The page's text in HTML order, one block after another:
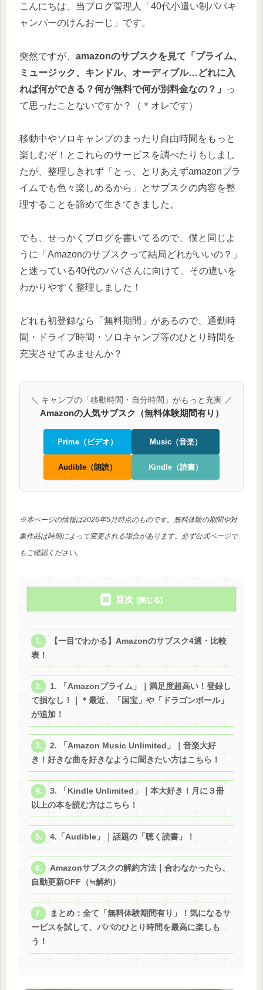
こんにちは、当ブログ管理人「40代小遣い制パパキ
ャンパーのけんおーじ」です。
突然ですが、 amazonのサブスクを見て「プライム、
ミュージック、キンドル、オーディブル…どれに入
れば何ができる？何が無料で何が別料金なの？」
っ
て思ったことないですか？（＊オレです）
移動中やソロキャンプのまったり自由時間をもっと
楽しむぞ！とこれらのサービスを調べたりもしまし
たが、整理しきれず「とっ、とりあえずamazonプラ
イムでも色々楽しめるから」とサブスクの内容を整
理することを諦めて生きてきました。
でも、せっかくブログを書いてるので、僕と同じよ
うに「Amazonのサブスクって結局どれがいいの？」
と迷っている40代のパパさんに向けて、その違いを
わかりやすく整理しました！
どれも初登録なら「無料期間」があるので、通勤時
間・ドライブ時間・ソロキャンプ等のひとり時間を
充実させてみませんか？
＼ キャンプの「移動時間・自分時間」がもっと充実 ／
Amazonの人気サブスク（無料体験期間有り）
Prime（ビデオ） Music（音楽）
Audible（朗読） Kindle（読書）
※本ページの情報は2026年5月時点のものです。無料体験の期間や対
象作品は時期によって変更される場合があります。 必ず公式ページで
もご確認ください。
目次
【一目でわかる】Amazonのサブスク4選・比較
表！
1. 「Amazonプライム」｜満足度超高い！登録し
て損なし！｜＊最近、「国宝」や「ドラゴンボール」
が追加！
2. 「Amazon Music Unlimited」｜音楽大好
き！好きな曲を好きなように聞きたい方はこちら！
3. 「Kindle Unlimited」｜本大好き！月に３冊
以上の本を読む方はこちら！
4.「Audible」｜話題の「聴く読書」！
Amazonサブスクの解約方法｜合わなかったら、
自動更新OFF（≒解約）
まとめ：全て「無料体験期間有り」！気になるサ
ービスを試して、パパのひとり時間を最高に楽しも
う！